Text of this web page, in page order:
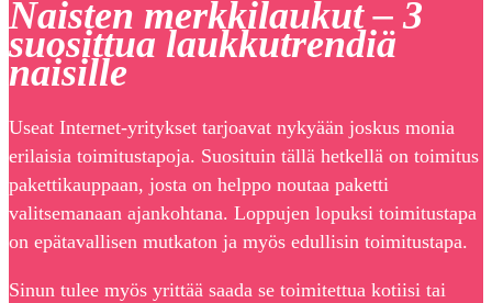
Naisten merkkilaukut – 3
suosittua laukkutrendiä
naisille
Useat Internet-yritykset tarjoavat nykyään joskus monia
erilaisia toimitustapoja. Suosituin tällä hetkellä on toimitus
pakettikauppaan, josta on helppo noutaa paketti
valitsemanaan ajankohtana. Loppujen lopuksi toimitustapa
on epätavallisen mutkaton ja myös edullisin toimitustapa.
Sinun tulee myös yrittää saada se toimitettua kotiisi tai